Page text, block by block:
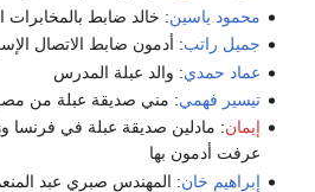
محمود ياسين: خالد ضابط بالمخابرات
جميل راتب: أدمون ضابط الاتصال
عماد حمدي: والد عبلة المدرس
تيسير فهمي: مني صديقة عبلة من
إيمان: مادلين صديقة عبلة في فرنسا
عرفت أدمون بها
إبراهيم خان: المهندس صبري عبد